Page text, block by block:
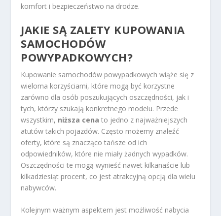
komfort i bezpieczeństwo na drodze.
JAKIE SĄ ZALETY KUPOWANIA
SAMOCHODÓW
POWYPADKOWYCH?
Kupowanie samochodów powypadkowych wiąże się z
wieloma korzyściami, które mogą być korzystne
zarówno dla osób poszukujących oszczędności, jak i
tych, którzy szukają konkretnego modelu. Przede
wszystkim, niższa cena to jedno z najważniejszych
atutów takich pojazdów. Często możemy znaleźć
oferty, które są znacząco tańsze od ich
odpowiedników, które nie miały żadnych wypadków.
Oszczędności te mogą wynieść nawet kilkanaście lub
kilkadziesiąt procent, co jest atrakcyjną opcją dla wielu
nabywców.
Kolejnym ważnym aspektem jest możliwość nabycia